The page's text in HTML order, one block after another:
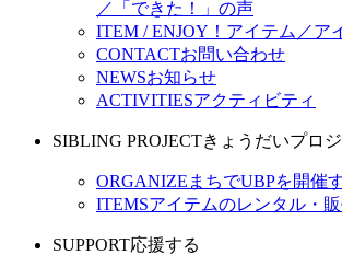
／「できた！」の声
ITEM / ENJOY！ アイテム／ア
CONTACTお問い合わせ
NEWSお知らせ
ACTIVITIESアクティビティ
SIBLING PROJECTきょうだいプロ
ORGANIZE まちでUBPを開催
ITEMSアイテムのレンタル・
SUPPORT応援する